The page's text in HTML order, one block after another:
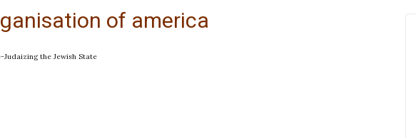
of america
Judaizing the Jewish State